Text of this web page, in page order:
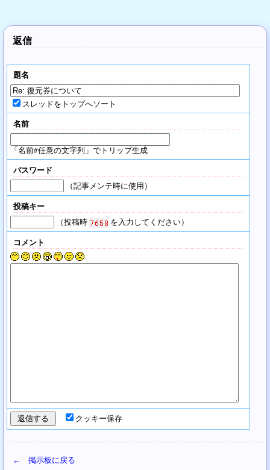
返信
題名
スレッドをトップへソート
名前
「名前#任意の文字列」でトリップ生成
パスワード
（記事メンテ時に使用）
投稿キー
（投稿時
を入力してください）
コメント
クッキー保存
← 掲示板に戻る